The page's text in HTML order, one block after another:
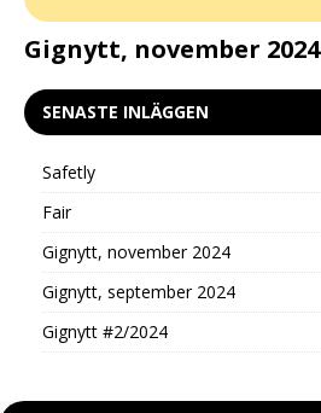
Gignytt, november 2024
SENASTE INLÄGGEN
Safetly
Fair
Gignytt, november 2024
Gignytt, september 2024
Gignytt #2/2024